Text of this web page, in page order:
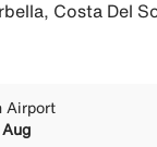
Costa Del
Airport